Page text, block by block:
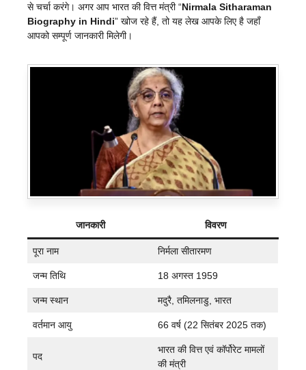
से चर्चा करंगे। अगर आप भारत की वित्त मंत्री “Nirmala Sitharaman
Biography in Hindi” खोज रहे हैं, तो यह लेख आपके लिए है जहाँ
आपको सम्पूर्ण जानकारी मिलेगी।
जानकारी विवरण
पूरा नाम निर्मला सीतारमण
जन्म तिथि 18 अगस्त 1959
जन्म स्थान मदुरै, तमिलनाडु, भारत
वर्तमान आयु 66 वर्ष (22 सितंबर 2025 तक)
पद
भारत की वित्त एवं कॉर्पोरेट मामलों
की मंत्री